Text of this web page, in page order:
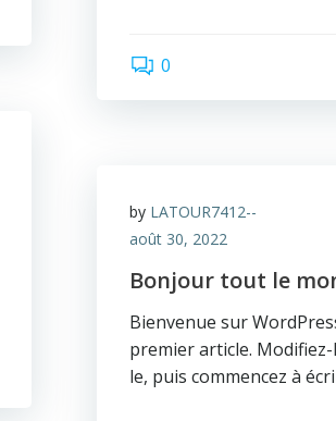
0
by LATOUR7412--
août 30, 2022
Bonjour tout le
Bienvenue sur
premier article.
le, puis commencez à